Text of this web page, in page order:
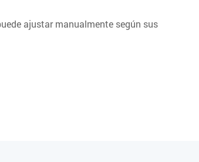
ajustar manualmente según sus